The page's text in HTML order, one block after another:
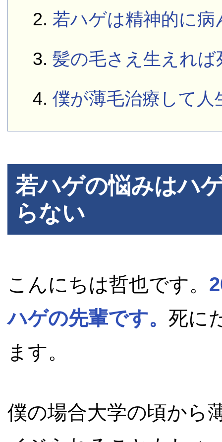
若ハゲは精神的に病
髪の毛さえ生えれ
僕が薄毛治療して
若ハゲの悩みはハ
らない
こんにちは哲也です。
ハゲの先輩です。 死に
ます。
僕の場合大学の頃から